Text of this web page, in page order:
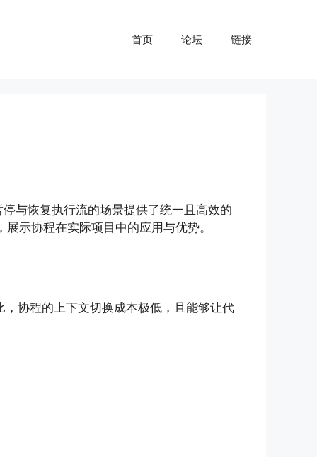
首页 论坛 链接
与恢复执行流的场景提供了统一且高效的
示协程在实际项目中的应用与优势。
协程的上下文切换成本极低，且能够让代